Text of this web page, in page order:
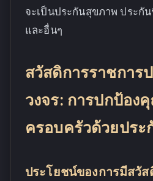
จะเป็นประกันสุขภาพ ประกั
และอื่นๆ
สวัสดิการราชการ
วงจร: การปกป้อง
ครอบครัวด้วยประ
ประโยชน์ของการมีสวัส